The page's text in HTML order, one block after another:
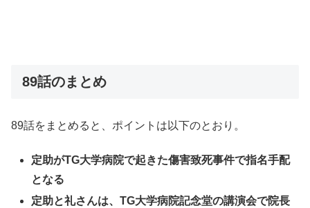
89話のまとめ
89話をまとめると、ポイントは以下のとおり。
定助がTG大学病院で起きた傷害致死事件で指名手配
となる
定助と礼さんは、TG大学病院記念堂の講演会で院長